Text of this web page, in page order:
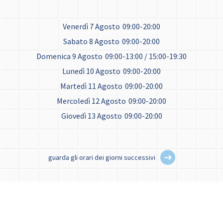
Venerdì 7 Agosto 09:00-20:00
Sabato 8 Agosto 09:00-20:00
Domenica 9 Agosto 09:00-13:00 / 15:00-19:30
Lunedì 10 Agosto 09:00-20:00
Martedì 11 Agosto 09:00-20:00
Mercoledì 12 Agosto 09:00-20:00
Giovedì 13 Agosto 09:00-20:00
guarda gli orari dei giorni successivi